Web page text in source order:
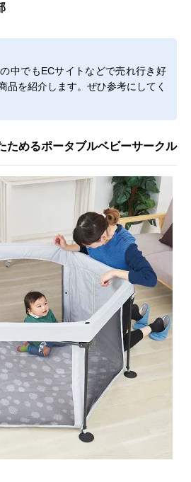
中でもECサイトなどで売れ行き好
品を紹介します。ぜひ参考にしてく
ためるポータブルベビーサークル